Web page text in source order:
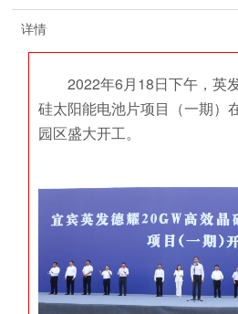
详情
2022年6月18日下午，英
硅太阳能电池片项目（一期）
园区盛大开工。